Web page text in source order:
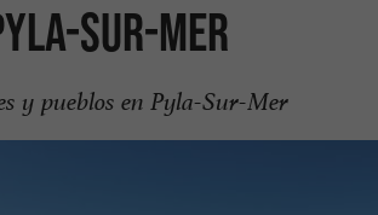
sur-Mer
y pueblos en Pyla-Sur-Mer